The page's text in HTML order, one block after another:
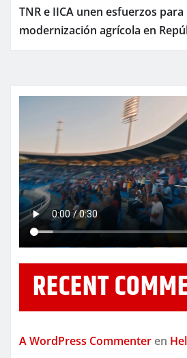
TNR e IICA unen esfuerzos
modernización agrícola en
RECENT
A WordPress Commenter en